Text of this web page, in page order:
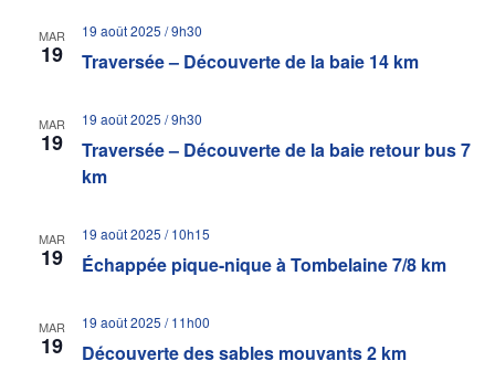
MAR
19 Traversée – Découverte de la baie 14 km
19 août 2025 / 9h30
MAR
19
Traversée – Découverte de la baie retour bus 7
km
19 août 2025 / 9h30
MAR
19 Échappée pique-nique à Tombelaine 7/8 km
19 août 2025 / 10h15
MAR
19 Découverte des sables mouvants 2 km
19 août 2025 / 11h00